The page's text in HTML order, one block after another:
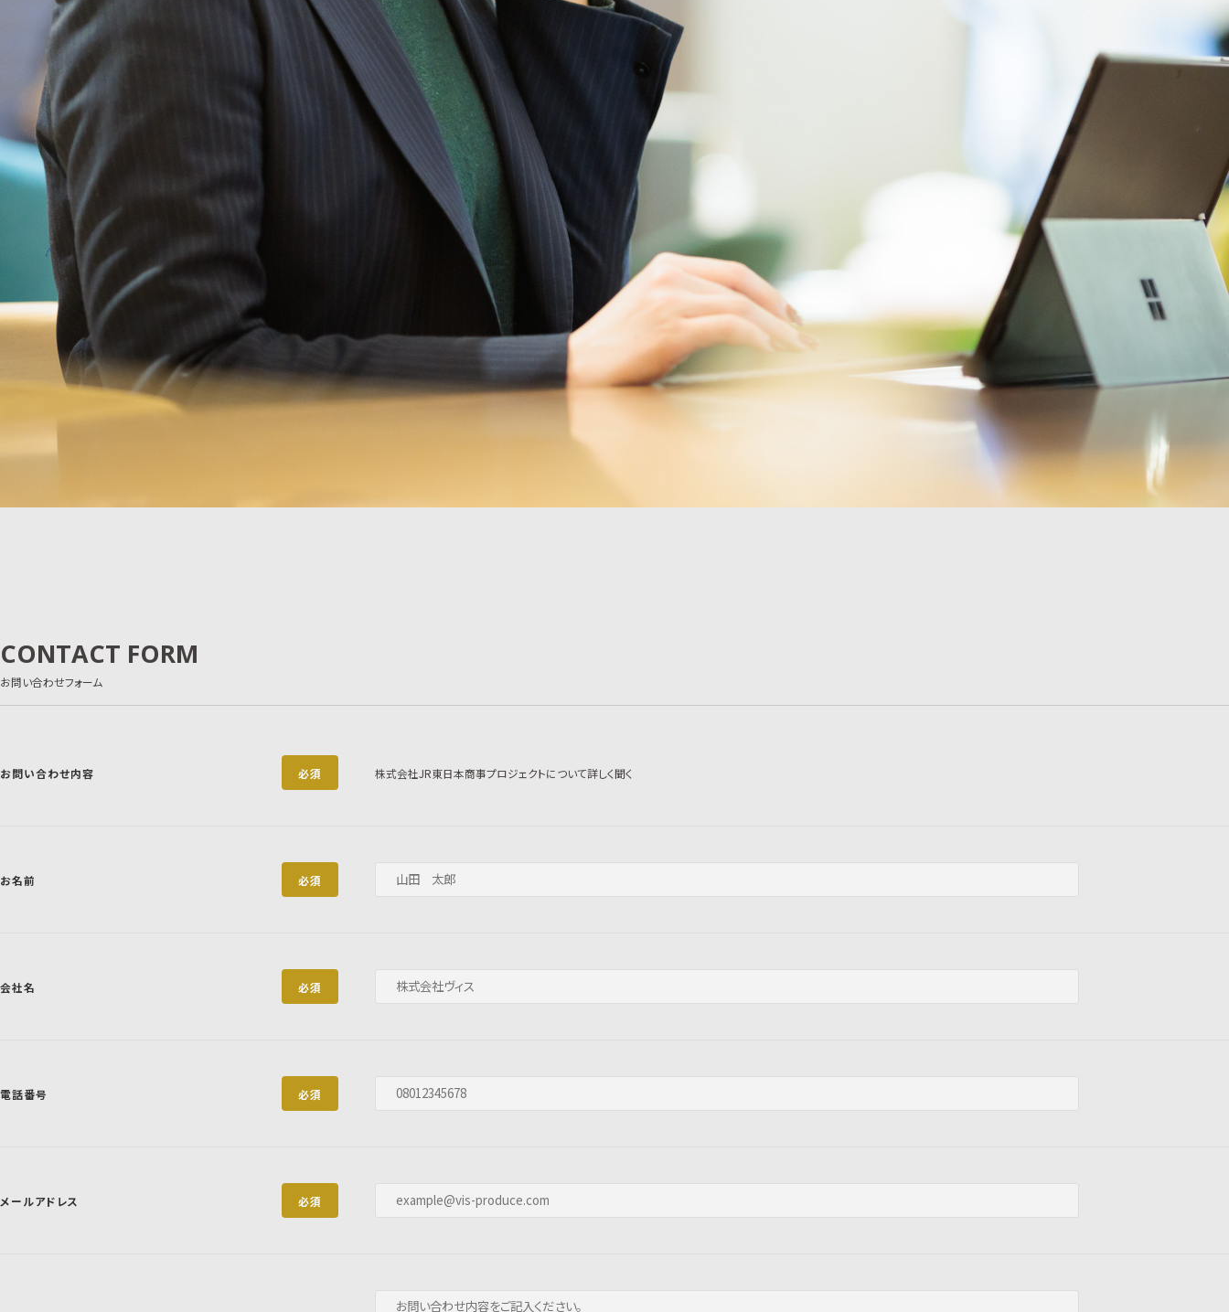
CONTACT FORM
お問い合わせフォーム
お問い合わせ内容 必須 株式会社JR東日本商事プロジェクトについて詳しく聞く
お名前 必須
会社名 必須
電話番号 必須
メールアドレス 必須